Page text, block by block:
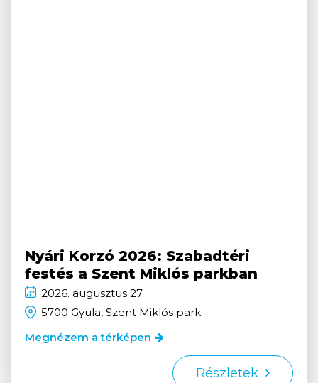
Nyári Korzó 2026: Szabadtéri
festés a Szent Miklós parkban
2026. augusztus 27.
5700 Gyula, Szent Miklós park
Megnézem a térképen
Részletek